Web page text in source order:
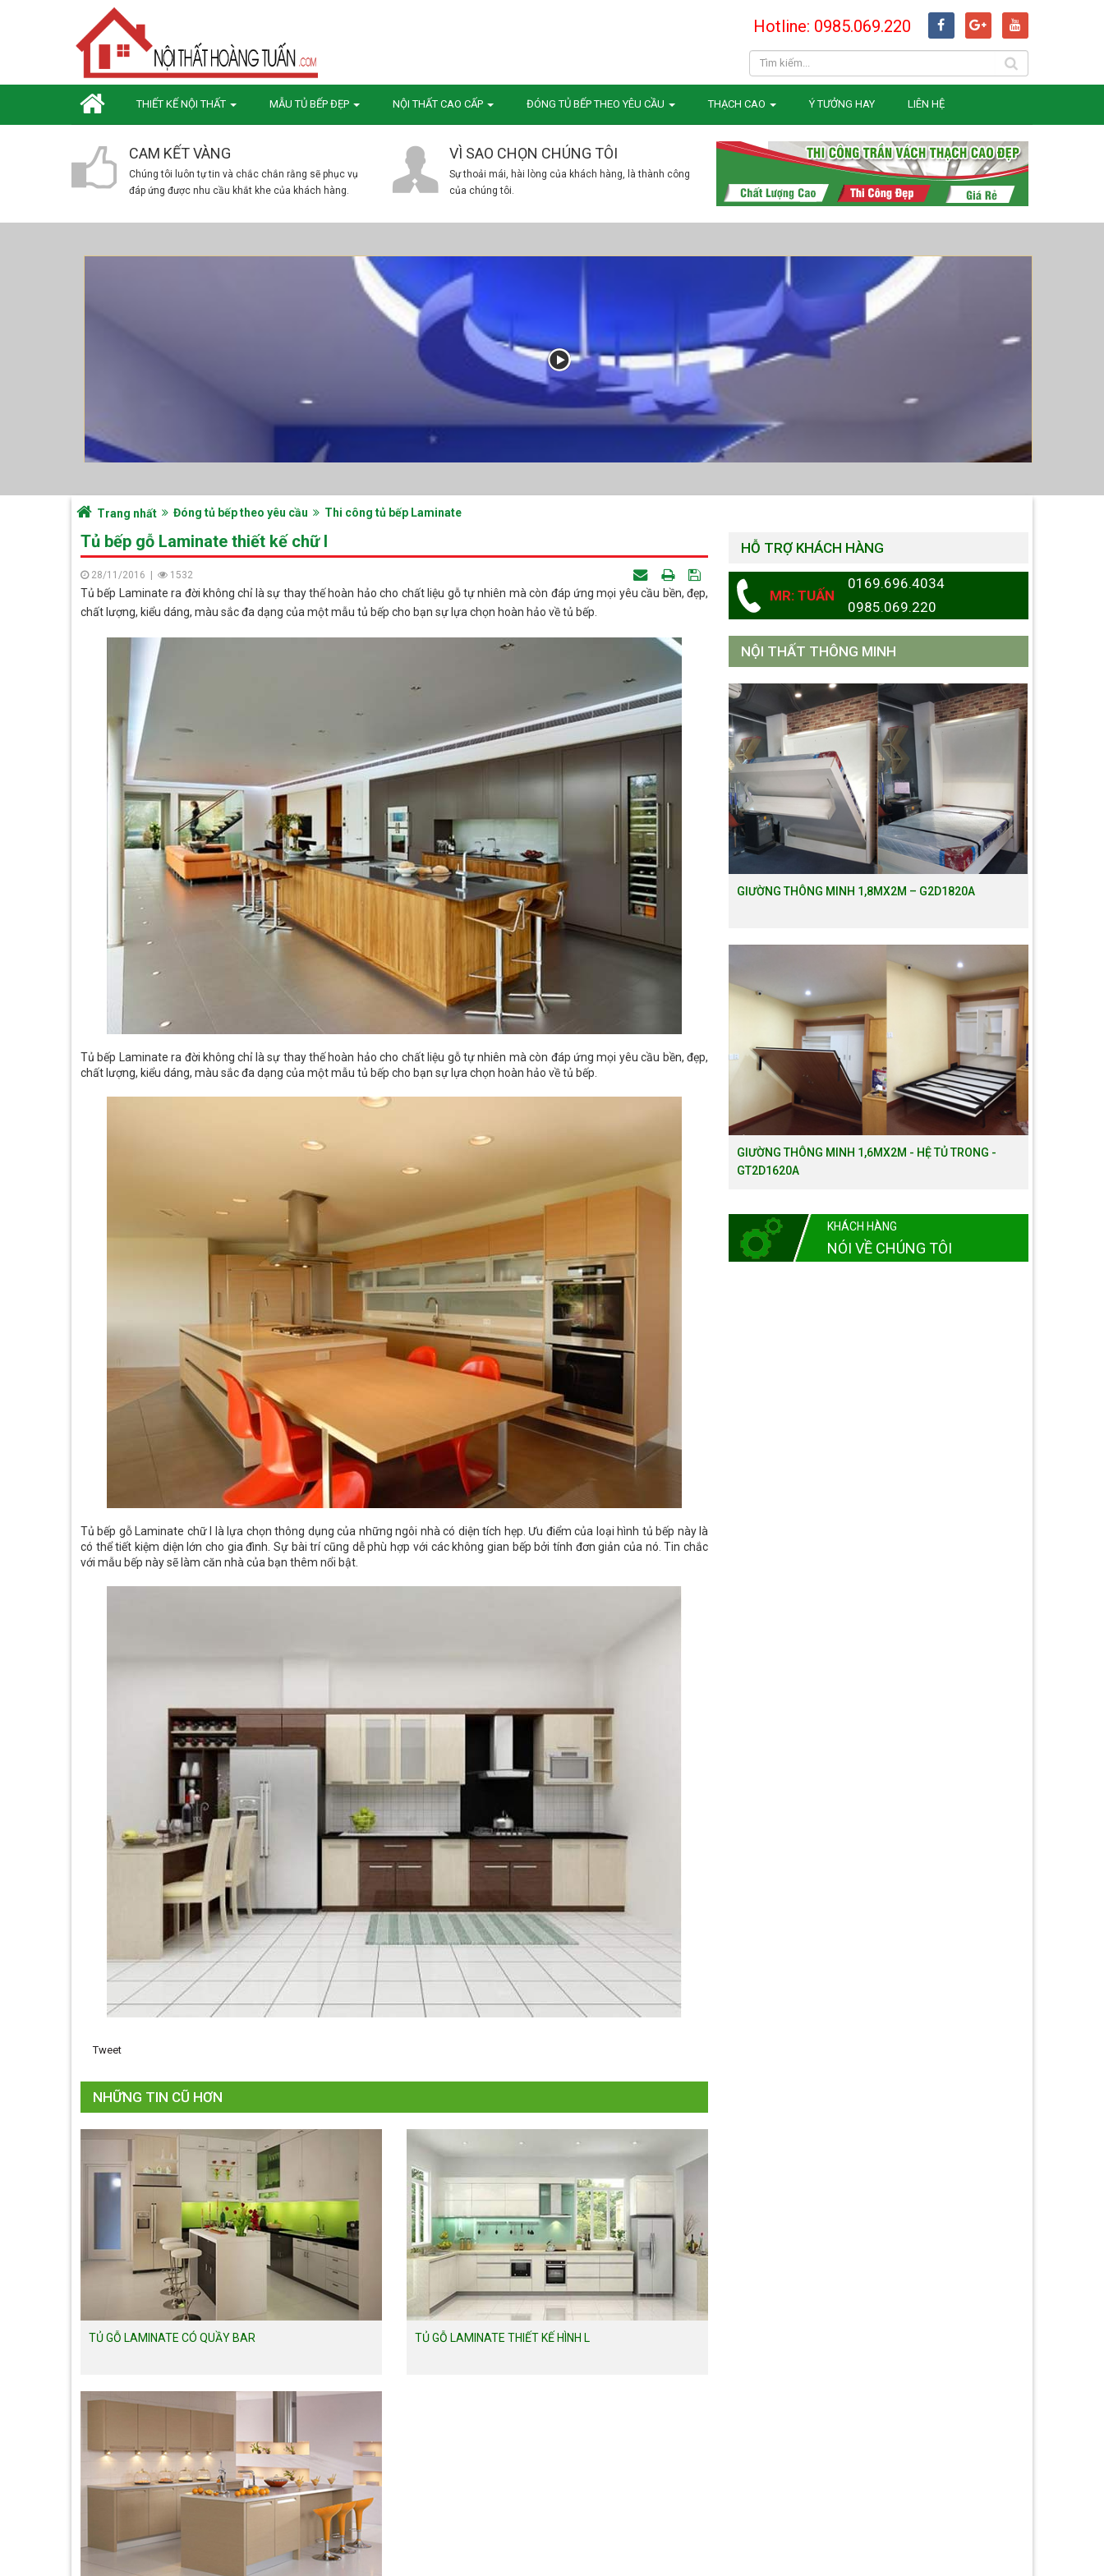
Hotline: 0985.069.220
THIẾT KẾ NỘI THẤT MẪU TỦ BẾP ĐẸP NỘI THẤT CAO CẤP ĐÓNG TỦ BẾP THEO YÊU CẦU THẠCH CAO Ý TƯỞNG HAY LIÊN HỆ
CAM KẾT VÀNG
Chúng tôi luôn tự tin và chắc chắn rằng sẽ phục vụ
đáp ứng được nhu cầu khắt khe của khách hàng.
VÌ SAO CHỌN CHÚNG TÔI
Sự thoải mái, hài lòng của khách hàng, là thành công
của chúng tôi.
Trang nhất Đóng tủ bếp theo yêu cầu Thi công tủ bếp Laminate
Tủ bếp gỗ Laminate thiết kế chữ I
28/11/2016 1532
Tủ bếp Laminate ra đời không chỉ là sự thay thế hoàn hảo cho chất liệu gỗ tự nhiên mà còn đáp ứng mọi yêu cầu bền, đẹp,
chất lượng, kiểu dáng, màu sắc đa dạng của một mẫu tủ bếp cho bạn sự lựa chọn hoàn hảo về tủ bếp.
Tủ bếp Laminate ra đời không chỉ là sự thay thế hoàn hảo cho chất liệu gỗ tự nhiên mà còn đáp ứng mọi yêu cầu bền, đẹp,
chất lượng, kiểu dáng, màu sắc đa dạng của một mẫu tủ bếp cho bạn sự lựa chọn hoàn hảo về tủ bếp.
Tủ bếp gỗ Laminate chữ I là lựa chọn thông dụng của những ngôi nhà có diện tích hẹp. Ưu điểm của loại hình tủ bếp này là
có thể tiết kiệm diện lớn cho gia đình. Sự bài trí cũng dễ phù hợp với các không gian bếp bởi tính đơn giản của nó. Tin chắc
với mẫu bếp này sẽ làm căn nhà của bạn thêm nổi bật.
Tweet
NHỮNG TIN CŨ HƠN
TỦ GỖ LAMINATE CÓ QUẦY BAR TỦ GỖ LAMINATE THIẾT KẾ HÌNH L
HỖ TRỢ KHÁCH HÀNG
MR: TUẤN
0169.696.4034
0985.069.220
NỘI THẤT THÔNG MINH
GIƯỜNG THÔNG MINH 1,8MX2M – G2D1820A
GIƯỜNG THÔNG MINH 1,6MX2M - HỆ TỦ TRONG -
GT2D1620A
KHÁCH HÀNG
NÓI VỀ CHÚNG TÔI